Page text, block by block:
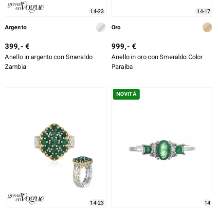
14-23
Argento
399,- €
Anello in argento con Smeraldo
Zambia
14-17
Oro
999,- €
Anello in oro con Smeraldo Color
Paraiba
14-23
NOVITÁ
14